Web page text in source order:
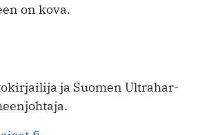
on kova.
ja Suo­men Ultra­har­